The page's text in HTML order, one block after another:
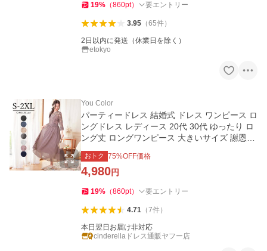
19% （860pt） 要エントリー
3.95（65件）
2日以内に発送（休業日を除く）
etokyo
You Color
パーティードレス 結婚式 ドレス ワンピース ロ
ングドレス レディース 20代 30代 ゆったり ロ
ング丈 ロングワンピース 大きいサイズ 謝恩会
披露宴 yj188591
おトク 75%OFF価格
4,980円
19% （860pt） 要エントリー
4.71（7件）
本日翌日お届け非対応
cinderellaドレス通販ヤフー店